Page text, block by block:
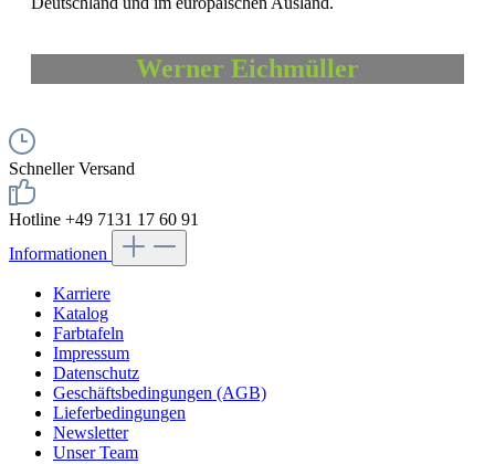
Werner Eichmüller
Schneller Versand
Hotline +49 7131 17 60 91
Informationen
Karriere
Katalog
Farbtafeln
Impressum
Datenschutz
Geschäftsbedingungen (AGB)
Lieferbedingungen
Newsletter
Unser Team